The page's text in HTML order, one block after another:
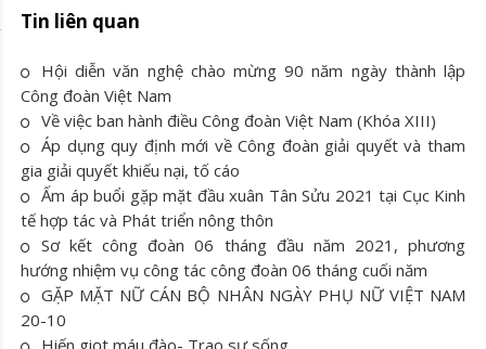
Tin liên quan
Hội diễn văn nghệ chào mừng 90 năm ngày thành lập
Công đoàn Việt Nam
Về việc ban hành điều Công đoàn Việt Nam (Khóa XIII)
Áp dụng quy định mới về Công đoàn giải quyết và tham
gia giải quyết khiếu nại, tố cáo
Ấm áp buổi gặp mặt đầu xuân Tân Sửu 2021 tại Cục Kinh
tế hợp tác và Phát triển nông thôn
Sơ kết công đoàn 06 tháng đầu năm 2021, phương
hướng nhiệm vụ công tác công đoàn 06 tháng cuối năm
GẶP MẶT NỮ CÁN BỘ NHÂN NGÀY PHỤ NỮ VIỆT NAM
20-10
Hiến giọt máu đào- Trao sự sống